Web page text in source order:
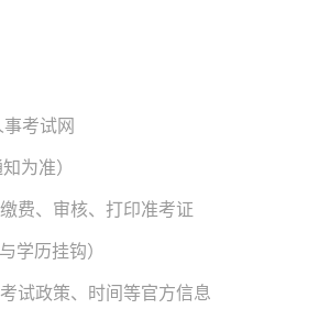
考试网
为准）
费、审核、打印准考证
学历挂钩）
试政策、时间等官方信息